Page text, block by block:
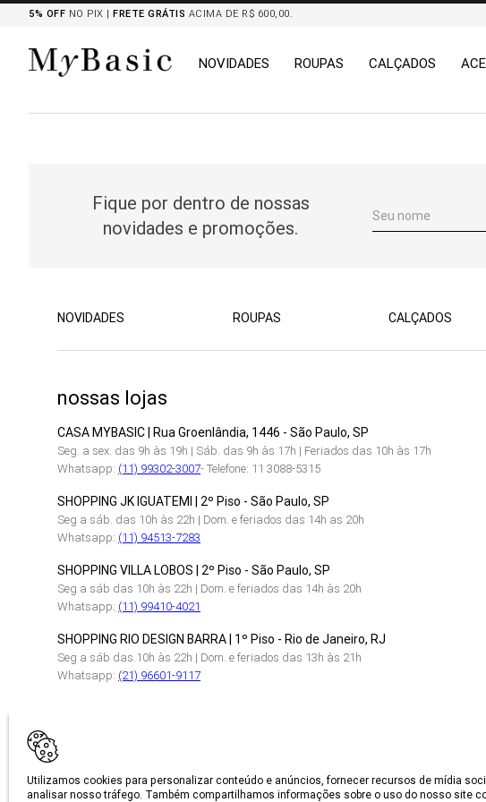
5% OFF NO PIX | FRETE GRÁTIS ACIMA DE R$ 600,00.
NOVIDADES ROUPAS CALÇADOS
camisa
Utilizamos cookies para personalizar conteúdo e anúncios, fornecer recursos de mídia
analisar nosso tráfego. Também compartilhamos informações sobre o uso do nosso site
Fique por dentro de nossas
novidades e promoções.
NOVIDADES ROUPAS CALÇADOS
nossas lojas
CASA MYBASIC | Rua Groenlândia, 1446 - São Paulo, SP
Seg. a sex. das 9h às 19h | Sáb. das 9h às 17h | Feriados das 10h às 17h
Whatsapp: (11) 99302-3007- Telefone: 11 3088-5315
SHOPPING JK IGUATEMI | 2º Piso - São Paulo, SP
Seg a sáb. das 10h às 22h | Dom. e feriados das 14h as 20h
Whatsapp: (11) 94513-7283
SHOPPING VILLA LOBOS | 2º Piso - São Paulo, SP
Seg a sáb das 10h às 22h | Dom. e feriados das 14h às 20h
Whatsapp: (11) 99410-4021
SHOPPING RIO DESIGN BARRA | 1º Piso - Rio de Janeiro, RJ
Seg a sáb das 10h às 22h | Dom. e feriados das 13h às 21h
Whatsapp: (21) 96601-9117